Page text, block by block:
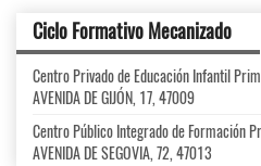
Ciclo Formativo Mecanizado
Centro Privado de Educación Infantil
AVENIDA DE GIJÓN, 17, 47009
Centro Público Integrado de Formación
AVENIDA DE SEGOVIA, 72, 47013